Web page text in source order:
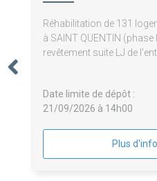
Réhabilitation de 131
à SAINT QUENTIN (phase
revêtement suite LJ de
Date limite de dépôt :
21/09/2026 à 14h00
Plus